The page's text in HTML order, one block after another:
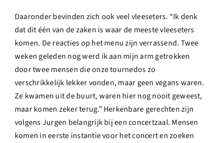
Daaronder bevinden zich ook veel vleeseters. “Ik denk
dat dit één van de zaken is waar de meeste vleeseters
komen. De reacties op het menu zijn verrassend. Twee
weken geleden nog werd ik aan mijn arm getrokken
door twee mensen die onzetournedoszo
verschrikkelijk lekker vonden, maar geen vegans waren.
Ze kwamen uit de buurt, waren hier nog nooit geweest,
maar komen zeker terug.” Herkenbare gerechten zijn
volgens Jurgen belangrijk bij een concertzaal. Mensen
komen in eerste instantie voor het concert en zoeken